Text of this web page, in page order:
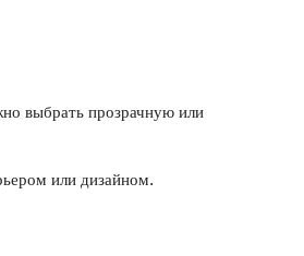
выбрать прозрачную или
или дизайном.